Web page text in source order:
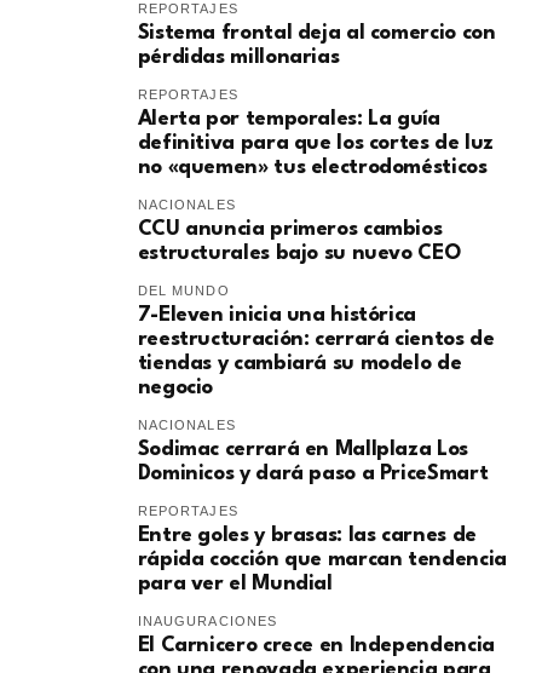
REPORTAJES
Sistema frontal deja al comercio con
pérdidas millonarias
REPORTAJES
Alerta por temporales: La guía
definitiva para que los cortes de luz
no «quemen» tus electrodomésticos
NACIONALES
CCU anuncia primeros cambios
estructurales bajo su nuevo CEO
DEL MUNDO
7-Eleven inicia una histórica
reestructuración: cerrará cientos de
tiendas y cambiará su modelo de
negocio
NACIONALES
Sodimac cerrará en Mallplaza Los
Dominicos y dará paso a PriceSmart
REPORTAJES
Entre goles y brasas: las carnes de
rápida cocción que marcan tendencia
para ver el Mundial
INAUGURACIONES
El Carnicero crece en Independencia